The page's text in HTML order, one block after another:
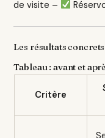
de visite –
Les résultats concrets
Tableau : avant et
Critère